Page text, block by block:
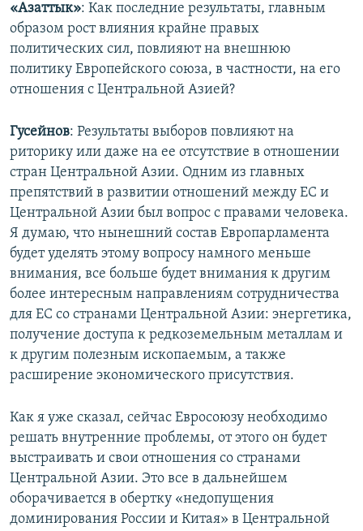
«Азаттык»: Как последние результаты, главным
образом рост влияния крайне правых
политических сил, повлияют на внешнюю
политику Европейского союза, в частности, на его
отношения с Центральной Азией?
Гусейнов: Результаты выборов повлияют на
риторику или даже на ее отсутствие в отношении
стран Центральной Азии. Одним из главных
препятствий в развитии отношений между ЕС и
Центральной Азии был вопрос с правами человека.
Я думаю, что нынешний состав Европарламента
будет уделять этому вопросу намного меньше
внимания, все больше будет внимания к другим
более интересным направлениям сотрудничества
для ЕС со странами Центральной Азии: энергетика,
получение доступа к редкоземельным металлам и
к другим полезным ископаемым, а также
расширение экономического присутствия.
Как я уже сказал, сейчас Евросоюзу необходимо
решать внутренние проблемы, от этого он будет
выстраивать и свои отношения со странами
Центральной Азии. Это все в дальнейшем
оборачивается в обертку «недопущения
доминирования России и Китая» в Центральной